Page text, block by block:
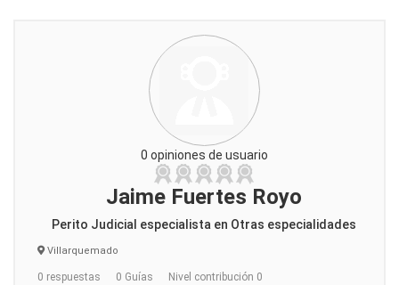
0 opiniones de usuario
Jaime Fuertes Royo
Perito Judicial especialista en Otras especialidades
Villarquemado
0 respuestas 0 Guías Nivel contribución 0